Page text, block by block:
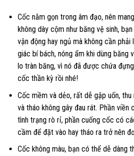
Cốc nằm gọn trong âm đạo, nên
không dày cộm như băng vệ sinh,
vận động hay ngủ mà không cần
giác bí bách, nóng ẩm khi dùng băng
lo tràn băng, vì nó đã được chứa
cốc thần kỳ rồi nhé!
Cốc mềm và dẻo, rất dễ gập uốn,
và tháo không gây đau rát. Phần viền
tình trạng rò rỉ, phần cuống cốc có
cầm để đặt vào hay tháo ra trở nên
Cốc không màu, bạn có thể dễ dàng